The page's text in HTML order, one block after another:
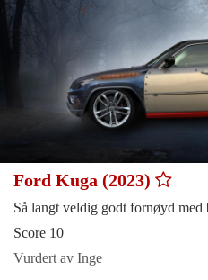
Ford Kuga (2023)
Så langt veldig godt fornøyd med
Score 10
Vurdert av Inge